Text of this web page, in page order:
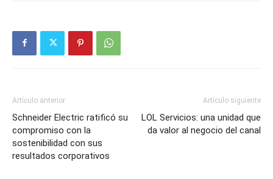
Artículo anterior
Schneider Electric ratificó su
compromiso con la
sostenibilidad con sus
resultados corporativos
Artículo siguiente
LOL Servicios: una unidad que
da valor al negocio del canal